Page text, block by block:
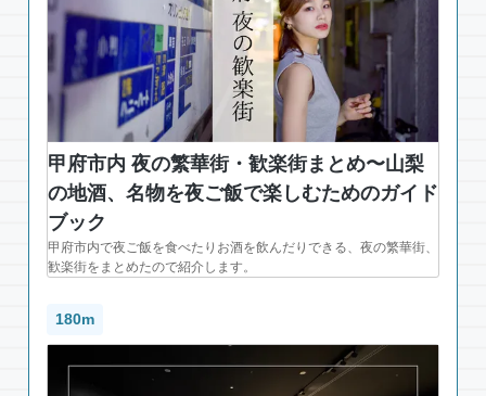
甲府市内 夜の繁華街・歓楽街まとめ〜山梨
の地酒、名物を夜ご飯で楽しむためのガイド
ブック
甲府市内で夜ご飯を食べたりお酒を飲んだりできる、夜の繁華街、
歓楽街をまとめたので紹介します。
180m